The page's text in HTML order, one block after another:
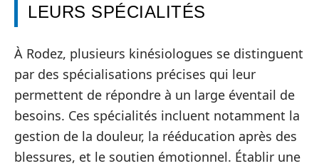
LEURS SPÉCIALITÉS
À Rodez, plusieurs kinésiologues se distinguent
par des spécialisations précises qui leur
permettent de répondre à un large éventail de
besoins. Ces spécialités incluent notamment la
gestion de la douleur, la rééducation après des
blessures, et le soutien émotionnel. Établir une